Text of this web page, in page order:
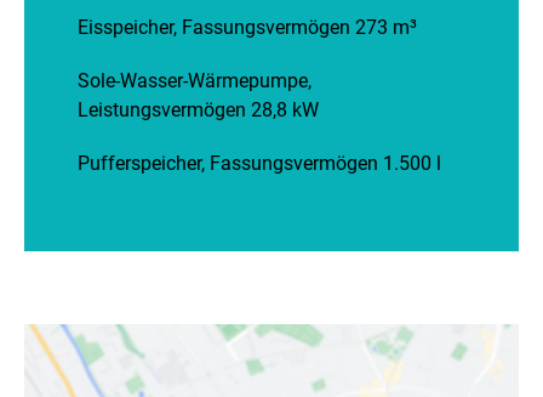
Eisspeicher, Fassungsvermögen 273 m³
Sole-Wasser-Wärmepumpe,
Leistungsvermögen 28,8 kW
Pufferspeicher, Fassungsvermögen 1.500 l